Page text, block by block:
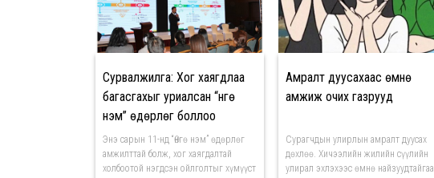
Сурвалжилга: Хог хаягдлаа
багасгахыг уриалсан “Өнгө
нэм” өдөрлөг боллоо
Энэ сарын 11-нд “Өнгө нэм” өдөрлөг
амжилттай болж, хог хаягдалтай
холбоотой нэгдсэн ойлголтыг хүмүүст
Амралт дуусахаас өмнө
амжиж очих газрууд
Сурагчдын улирлын амралт дуусах
дөхлөө. Хичээлийн жилийн сүүлийн
улирал эхлэхээс өмнө найзуудтайгаа